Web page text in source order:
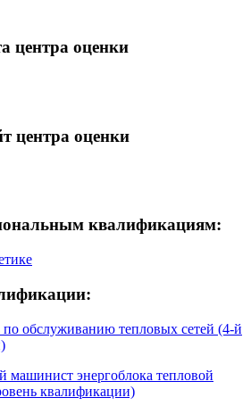
центра оценки
центра оценки
квалификациям:
по обслуживанию тепловых сетей (4-й
машинист энергоблока тепловой
квалификации)